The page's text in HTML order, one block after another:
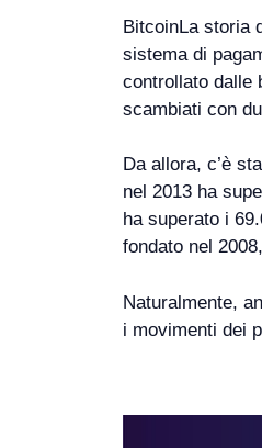
BitcoinLa storia
sistema di
controllato dalle
scambiati con
Da allora, c’è
nel 2013 ha
ha superato i
fondato nel
Naturalmente,
i movimenti dei